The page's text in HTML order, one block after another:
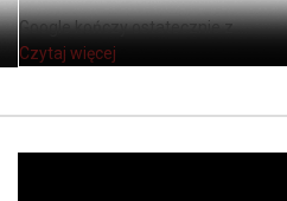
Google kończy ostatecznie z ...
Czytaj więcej